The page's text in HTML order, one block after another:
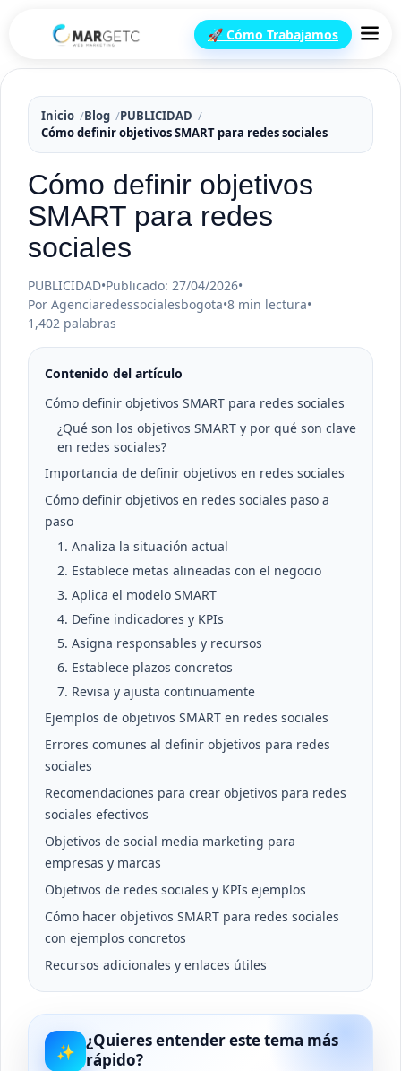
🚀 Cómo Trabajamos
Inicio Blog
PUBLICIDAD
Cómo definir objetivos SMART para redes sociales
Cómo definir objetivos
SMART para redes
sociales
PUBLICIDAD•Publicado: 27/04/2026•
Por Agenciaredessocialesbogota•8 min lectura•
1,402 palabras
Contenido del artículo
Cómo definir objetivos SMART para redes sociales
¿Qué son los objetivos SMART y por qué son clave
en redes sociales?
Importancia de definir objetivos en redes sociales
Cómo definir objetivos en redes sociales paso a
paso
1. Analiza la situación actual
2. Establece metas alineadas con el negocio
3. Aplica el modelo SMART
4. Define indicadores y KPIs
5. Asigna responsables y recursos
6. Establece plazos concretos
7. Revisa y ajusta continuamente
Ejemplos de objetivos SMART en redes sociales
Errores comunes al definir objetivos para redes
sociales
Recomendaciones para crear objetivos para redes
sociales efectivos
Objetivos de social media marketing para
empresas y marcas
Objetivos de redes sociales y KPIs ejemplos
Cómo hacer objetivos SMART para redes sociales
con ejemplos concretos
Recursos adicionales y enlaces útiles
✨
¿Quieres entender este tema más
rápido?